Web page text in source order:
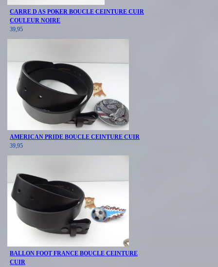
CARRE D AS POKER BOUCLE CEINTURE CUIR
COULEUR NOIRE
39,95
AMERICAN PRIDE BOUCLE CEINTURE CUIR
39,95
BALLON FOOT FRANCE BOUCLE CEINTURE
CUIR